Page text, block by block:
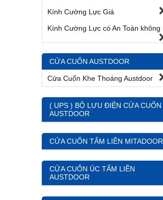
Kính Cường Lực Giá
Kính Cường Lực có An Toàn không
CỬA CUỐN AUSTDOOR
Cửa Cuốn Khe Thoáng Austdoor
( UPS ) BỘ LƯU ĐIỆN CỬA CUỐN
AUSTDOOR
CỬA CUỐN TẤM LIỀN MITADOOR
CỬA CUỐN ÚC TẤM LIỀN
AUSTDOOR